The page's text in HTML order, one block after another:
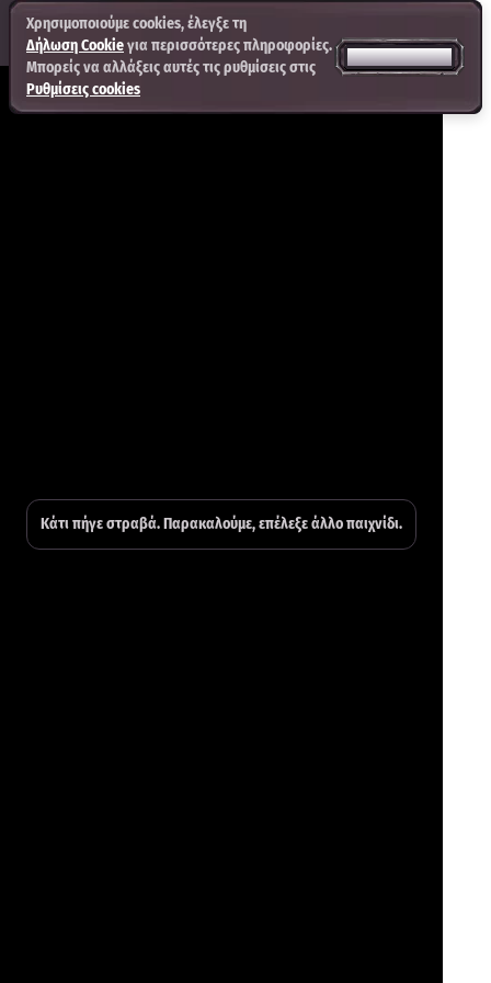
Κάτι πήγε στραβά. Παρακαλούμε, επέλεξε άλλο παιχνίδι.
Χρησιμοποιούμε cookies, έλεγξε τη
Δήλωση Cookieγια περισσότερες πληροφορίες.
Μπορείς να αλλάξεις αυτές τις ρυθμίσεις στις
Ρυθμίσεις cookies
ΑΠΟΔΟΧΉ ΌΛΩΝ